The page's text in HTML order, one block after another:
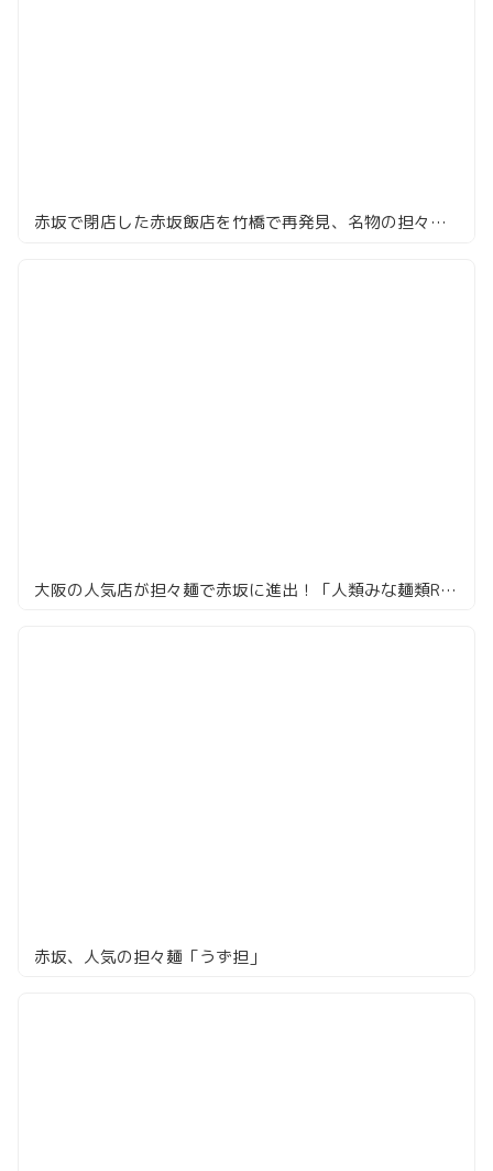
赤坂で閉店した赤坂飯店を竹橋で再発見、名物の担々麺ランチ
大阪の人気店が担々麺で赤坂に進出！「人類みな麺類RED」
赤坂、人気の担々麺「うず担」